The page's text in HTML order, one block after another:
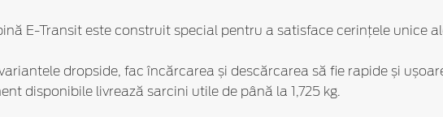
E-Transit este construit special pentru a satisface cerințele unice
dropside, fac încărcarea și descărcarea să fie rapide și
disponibile livrează sarcini utile de până la 1,725 kg.